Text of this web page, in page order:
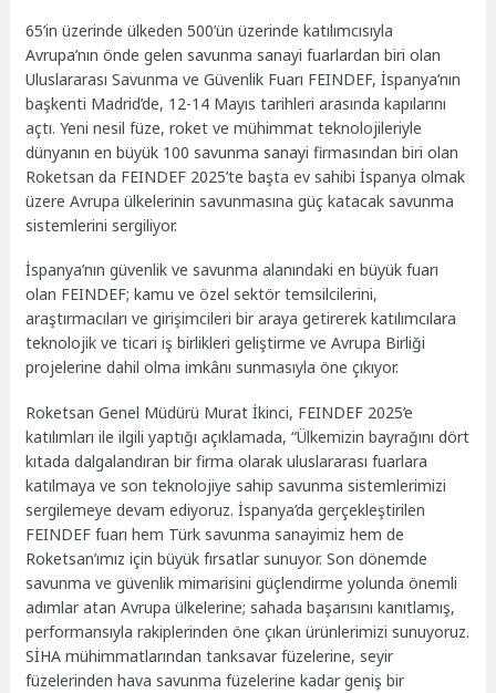
65’in üzerinde ülkeden 500’ün üzerinde katılımcısıyla
Avrupa’nın önde gelen savunma sanayi fuarlardan biri olan
Uluslararası Savunma ve Güvenlik Fuarı FEINDEF, İspanya’nın
başkenti Madrid’de, 12-14 Mayıs tarihleri arasında kapılarını
açtı. Yeni nesil füze, roket ve mühimmat teknolojileriyle
dünyanın en büyük 100 savunma sanayi firmasından biri olan
Roketsan da FEINDEF 2025’te başta ev sahibi İspanya olmak
üzere Avrupa ülkelerinin savunmasına güç katacak savunma
sistemlerini sergiliyor.
İspanya’nın güvenlik ve savunma alanındaki en büyük fuarı
olan FEINDEF; kamu ve özel sektör temsilcilerini,
araştırmacıları ve girişimcileri bir araya getirerek katılımcılara
teknolojik ve ticari iş birlikleri geliştirme ve Avrupa Birliği
projelerine dahil olma imkânı sunmasıyla öne çıkıyor.
Roketsan Genel Müdürü Murat İkinci, FEINDEF 2025’e
katılımları ile ilgili yaptığı açıklamada, “Ülkemizin bayrağını dört
kıtada dalgalandıran bir firma olarak uluslararası fuarlara
katılmaya ve son teknolojiye sahip savunma sistemlerimizi
sergilemeye devam ediyoruz. İspanya’da gerçekleştirilen
FEINDEF fuarı hem Türk savunma sanayimiz hem de
Roketsan’ımız için büyük fırsatlar sunuyor. Son dönemde
savunma ve güvenlik mimarisini güçlendirme yolunda önemli
adımlar atan Avrupa ülkelerine; sahada başarısını kanıtlamış,
performansıyla rakiplerinden öne çıkan ürünlerimizi sunuyoruz.
SİHA mühimmatlarından tanksavar füzelerine, seyir
füzelerinden hava savunma füzelerine kadar geniş bir